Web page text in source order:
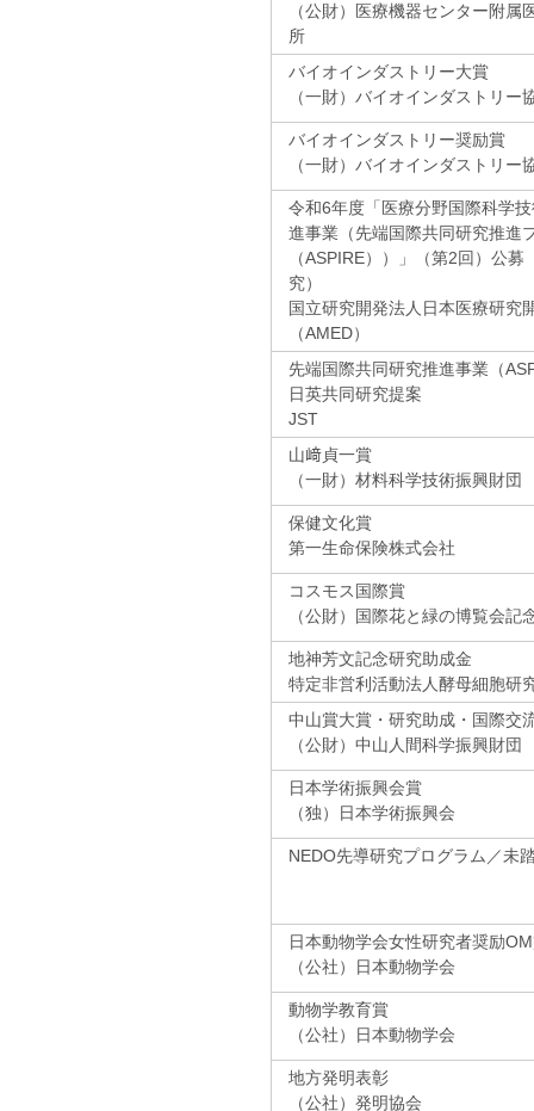
（公財）医療機器センター附属
所
バイオインダストリー大賞
（一財）バイオインダストリー
バイオインダストリー奨励賞
（一財）バイオインダストリー
令和6年度「医療分野国際科学
進事業（先端国際共同研究推進
（ASPIRE））」（第2回）公
究）
国立研究開発法人日本医療研究
（AMED）
先端国際共同研究推進事業（
日英共同研究提案
JST
山﨑貞一賞
（一財）材料科学技術振興財団
保健文化賞
第一生命保険株式会社
コスモス国際賞
（公財）国際花と緑の博覧会記
地神芳文記念研究助成金
特定非営利活動法人酵母細胞研
中山賞大賞・研究助成・国際交
（公財）中山人間科学振興財団
日本学術振興会賞
（独）日本学術振興会
NEDO先導研究プログラム／未
日本動物学会女性研究者奨励
（公社）日本動物学会
動物学教育賞
（公社）日本動物学会
地方発明表彰
（公社）発明協会